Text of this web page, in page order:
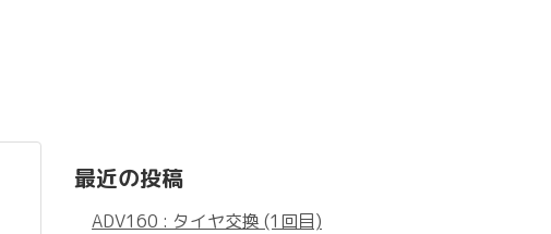
最近の投稿
ADV160 : タイヤ交換 (1回目)